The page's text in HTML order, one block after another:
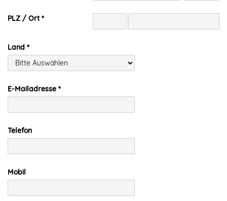
PLZ / Ort
Land
E-Mailadresse
Telefon
Mobil